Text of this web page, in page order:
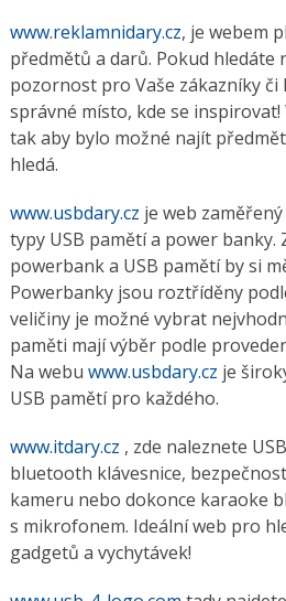
www.reklamnidary.cz, je webem
předmětů a darů. Pokud hledáte
pozornost pro Vaše zákazníky či
správné místo, kde se
tak aby bylo možné najít
hledá.
www.usbdary.cz je web
typy USB pamětí a power banky.
powerbank a USB pamětí by si
Powerbanky jsou roztříděny
veličiny je možné vybrat
paměti mají výběr podle
Na webu www.usbdary.cz je
USB pamětí pro každého.
www.itdary.cz , zde naleznete
bluetooth klávesnice,
kameru nebo dokonce karaoke
s mikrofonem. Ideální web pro
gadgetů a vychytávek!